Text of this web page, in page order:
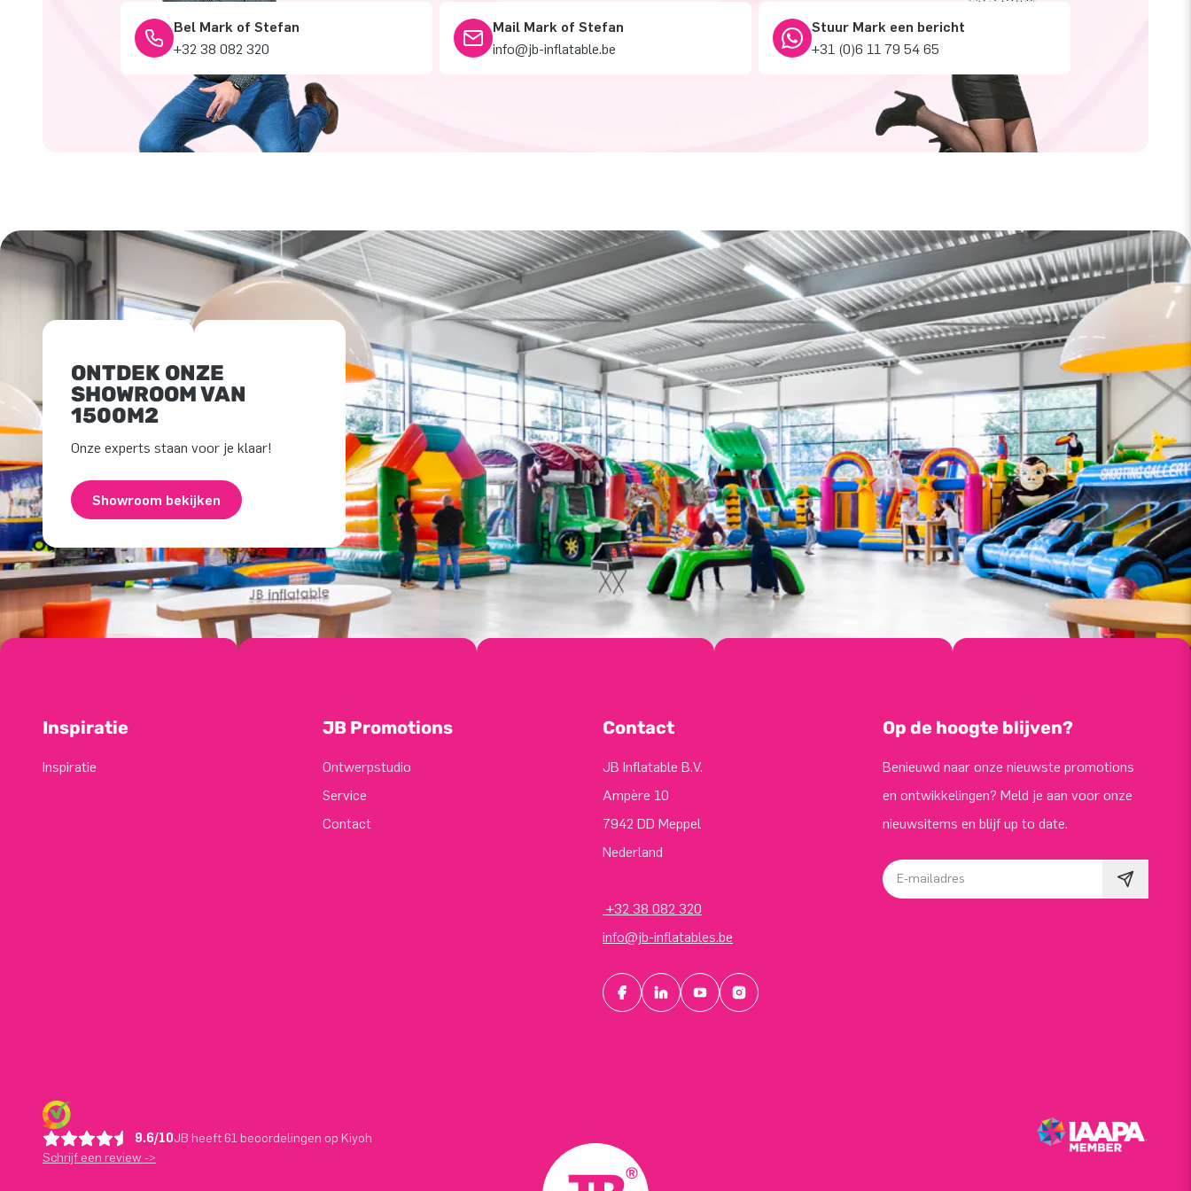
Bel Mark of Stefan
+32 38 082 320
Mail Mark of Stefan
info@jb-inflatable.be
Stuur Mark een bericht
+31 (0)6 11 79 54 65
ONTDEK ONZE
SHOWROOM VAN
1500M2
Onze experts staan voor je klaar!
Showroom bekijken
Inspiratie
Inspiratie
JB Promotions
Ontwerpstudio
Service
Contact
Contact
JB Inflatable B.V.
Ampère 10
7942 DD Meppel
Nederland
+32 38 082 320
info@jb-inflatables.be
Op de hoogte blijven?
Benieuwd naar onze nieuwste promotions
en ontwikkelingen? Meld je aan voor onze
nieuwsitems en blijf up to date.
E-mailadres
9.6/10JB heeft 61 beoordelingen op Kiyoh
Schrijf een review ->